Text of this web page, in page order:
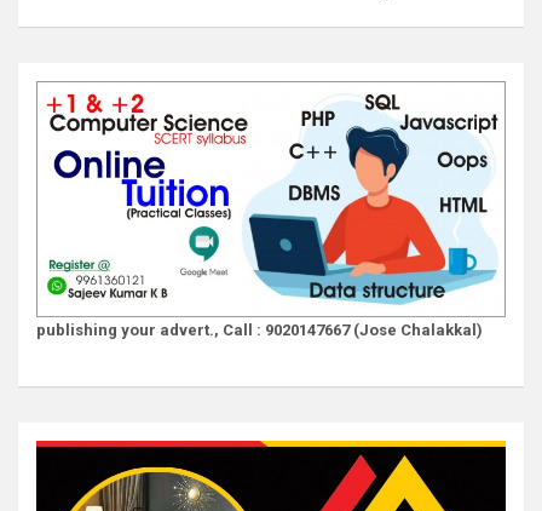
publishing your advert., Call : 9020147667 (Jose Chalakkal)